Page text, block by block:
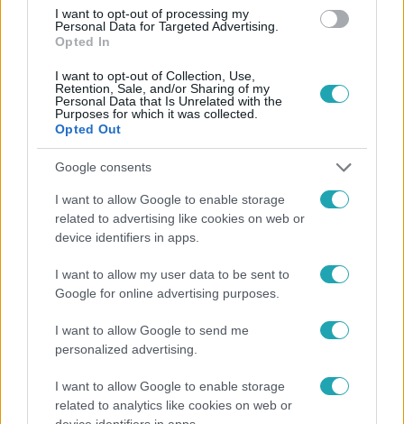
I want to opt-out of processing my
Personal Data for Targeted Advertising.
Opted In
I want to opt-out of Collection, Use,
Retention, Sale, and/or Sharing of my
Personal Data that Is Unrelated with the
Purposes for which it was collected.
Opted Out
Google consents
I want to allow Google to enable storage
related to advertising like cookies on web or
device identifiers in apps.
I want to allow my user data to be sent to
Google for online advertising purposes.
I want to allow Google to send me
personalized advertising.
I want to allow Google to enable storage
related to analytics like cookies on web or
#RTL+ PREMIUM #SISI
APATIGRIS
OLTÁRI CSAJOK
MŰSORAJÁNLÓ # SOROZAT #
Népszerű